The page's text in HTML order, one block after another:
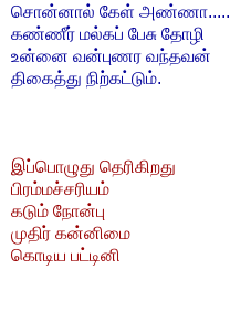
சொன்னால் கேள் அண்ணா.....
கண்ணீர் மல்கப் பேசு தோழி
உன்னை வன்புணர வந்தவன்
திகைத்து நிற்கட்டும்.
இப்பொழுது தெரிகிறது
பிரம்மச்சரியம்
கடும் நோன்பு
முதிர் கன்னிமை
கொடிய பட்டினி